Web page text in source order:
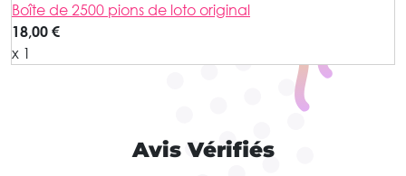
Boîte de 2500 pions de loto original
18,00 €
x 1
Avis Vérifiés